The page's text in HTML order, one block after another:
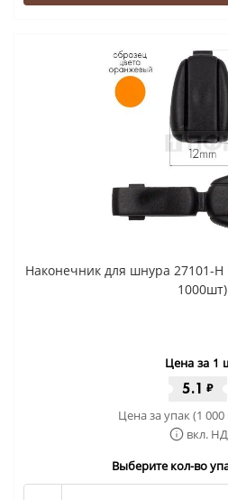
Наконечник для шнура 27101-
1000шт)
Цена за 1
5.1 ₽
Цена за упак (1
вкл.
Выберите кол-во